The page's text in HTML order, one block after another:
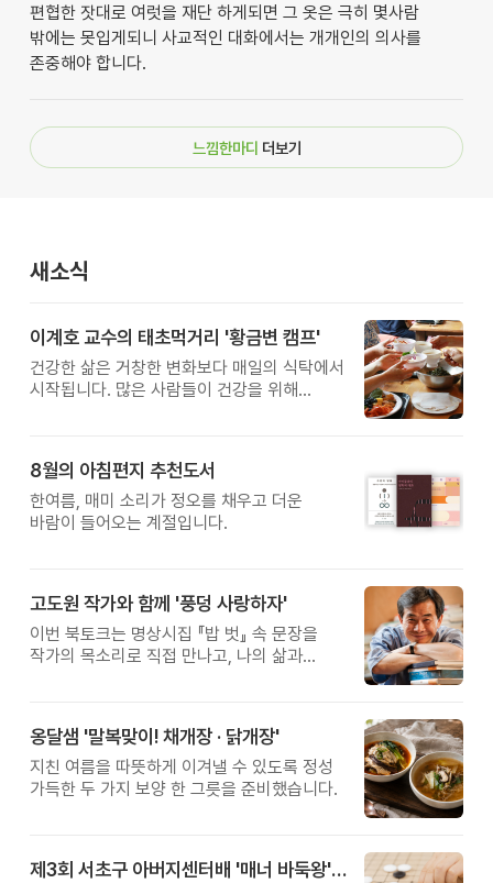
편협한 잣대로 여럿을 재단 하게되면 그 옷은 극히 몇사람
밖에는 못입게되니 사교적인 대화에서는 개개인의 의사를
존중해야 합니다.
느낌한마디 더보기
새소식
이계호 교수의 태초먹거리 '황금변 캠프'
건강한 삶은 거창한 변화보다 매일의 식탁에서
시작됩니다. 많은 사람들이 건강을 위해
황금변 캠프
8월의 아침편지 추천도서
한여름, 매미 소리가 정오를 채우고 더운
바람이 들어오는 계절입니다.
고도원 작가와 함께 '풍덩 사랑하자'
이번 북토크는 명상시집 『밥 벗』 속 문장을
작가의 목소리로 직접 만나고, 나의 삶과
옹달샘 '말복맞이! 채개장 · 닭개장'
지친 여름을 따뜻하게 이겨낼 수 있도록 정성
가득한 두 가지 보양 한 그릇을 준비했습니다.
제3회 서초구 아버지센터배 '매너 바둑왕' 대회